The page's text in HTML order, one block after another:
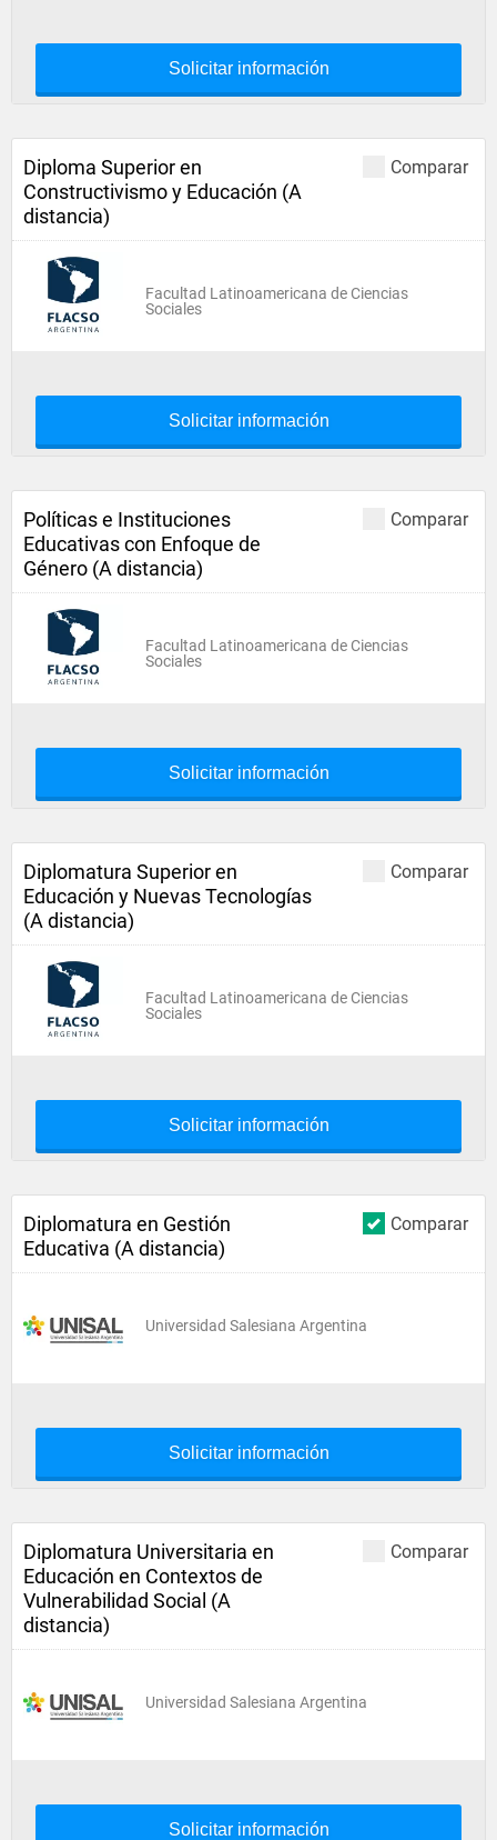
Solicitar información
Comparar
Diploma Superior en
Constructivismo y Educación (A
distancia)
Facultad Latinoamericana de Ciencias
Sociales
Solicitar información
Comparar
Políticas e Instituciones
Educativas con Enfoque de
Género (A distancia)
Facultad Latinoamericana de Ciencias
Sociales
Solicitar información
Comparar
Diplomatura Superior en
Educación y Nuevas Tecnologías
(A distancia)
Facultad Latinoamericana de Ciencias
Sociales
Solicitar información
Comparar
Diplomatura en Gestión
Educativa (A distancia)
Universidad Salesiana Argentina
Solicitar información
Comparar
Diplomatura Universitaria en
Educación en Contextos de
Vulnerabilidad Social (A
distancia)
Universidad Salesiana Argentina
Solicitar información